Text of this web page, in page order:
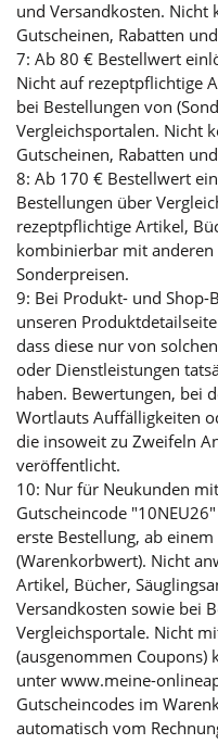
und Versandkosten.
Gutscheinen, Rabatten
7: Ab 80 € Bestellwert
Nicht auf rezeptpflichtige
bei Bestellungen von
Vergleichsportalen. Nicht
Gutscheinen, Rabatten
8: Ab 170 € Bestellwert
Bestellungen über
rezeptpflichtige Artikel,
kombinierbar mit anderen
Sonderpreisen.
9: Bei Produkt- und
unseren
dass diese nur von
oder Dienstleistungen
haben. Bewertungen, bei
Wortlauts Auffälligkeiten
die insoweit zu Zweifeln
veröffentlicht.
10: Nur für Neukunden
Gutscheincode
erste Bestellung, ab
(Warenkorbwert). Nicht
Artikel, Bücher,
Versandkosten sowie bei
Vergleichsportale. Nicht
(ausgenommen
unter www.meine-
Gutscheincodes im
automatisch vom